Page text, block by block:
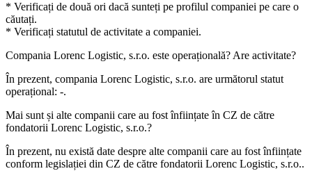
* Verificați de două ori dacă sunteți pe profilul companiei pe care o
căutați.
* Verificați statutul de activitate a companiei.
Compania Lorenc Logistic, s.r.o. este operațională? Are activitate?
În prezent, compania Lorenc Logistic, s.r.o. are următorul statut
operațional: -.
Mai sunt și alte companii care au fost înființate în CZ de către
fondatorii Lorenc Logistic, s.r.o.?
În prezent, nu există date despre alte companii care au fost înființate
conform legislației din CZ de către fondatorii Lorenc Logistic, s.r.o..